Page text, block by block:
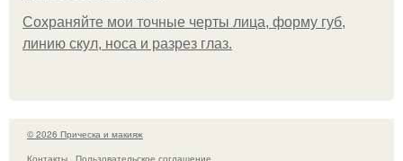
Сохраняйте мои точные черты лица, форму губ,
линию скул, носа и разрез глаз.
© 2026 Прическа и макияж
Контакты
Пользовательское соглашение